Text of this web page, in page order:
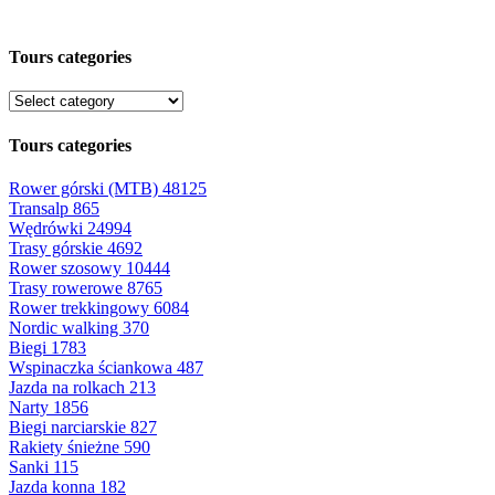
Tours categories
Tours categories
Rower górski (MTB) 48125
Transalp 865
Wędrówki 24994
Trasy górskie 4692
Rower szosowy 10444
Trasy rowerowe 8765
Rower trekkingowy 6084
Nordic walking 370
Biegi 1783
Wspinaczka ściankowa 487
Jazda na rolkach 213
Narty 1856
Biegi narciarskie 827
Rakiety śnieżne 590
Sanki 115
Jazda konna 182